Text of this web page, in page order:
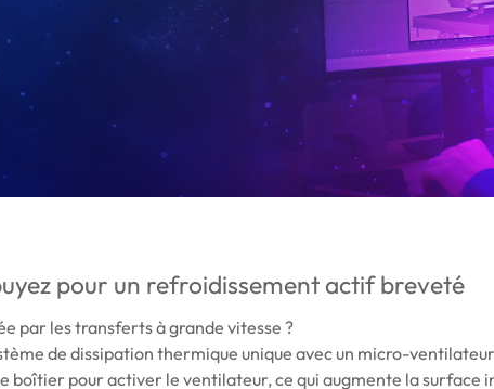
pour un refroidissement actif breveté
par les transferts à grande vitesse ?
de dissipation thermique unique avec un micro-
boîtier pour activer le ventilateur, ce qui augmente la surface